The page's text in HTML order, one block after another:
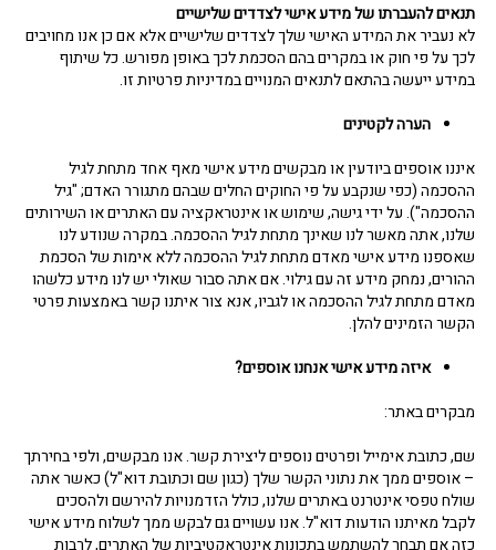
תנאים להעברתו של מידע אישי לצדדים שלישיים
לא נעביר את המידע האישי שלך לצדדים שלישיים אלא אם כן אנו מחויבים
לכך על פי חוק או במקרים בהם הסכמת לכך באופן מפורש. כל שיתוף
במידע ייעשה בהתאם לתנאים המנויים במדיניות פרטיות זו.
הערה לקטינים
איננו אוספים ביודעין או מבקשים מידע אישי מאף אחד מתחת לגיל
ההסכמה (כפי שנקבע על פי החוקים החלים שבהם מתגורר האדם; "גיל
ההסכמה"). על ידי גישה, שימוש או אינטראקציה עם האתרים או השירותים
שלנו, אתה מאשר לנו שאינך מתחת לגיל ההסכמה. במקרה שנודע לנו
שאספנו מידע אישי מאדם מתחת לגיל ההסכמה ללא אימות של הסכמת
ההורים, נמחק מידע זה עם גילוי. אם אתה סבור שאולי יש לנו מידע כלשהו
מאדם מתחת לגיל ההסכמה או לגביו, אנא צור איתנו קשר באמצעות פרטי
הקשר הזמינים להלן.
איזה מידע אישי אנחנו אוספים?
מבקרים באתר:
שם, כתובת אימייל ופרטים נוספים ליצירת קשר. אנו מבקשים, ולפי בחירתך
– אוספים ממך את נתוני הקשר שלך (כגון שם וכתובת דוא"ל) כאשר אתה
שולח טפסי אינטרנט באתרים שלנו, כולל הזדמנויות להירשם ולהסכים
לקבל מאיתנו הודעות דוא"ל. אנו עשויים גם לבקש ממך לשלוח מידע אישי
כזה אם תבחר להשתמש בתכונות אינטראקטיביות של האתרים, לרבות